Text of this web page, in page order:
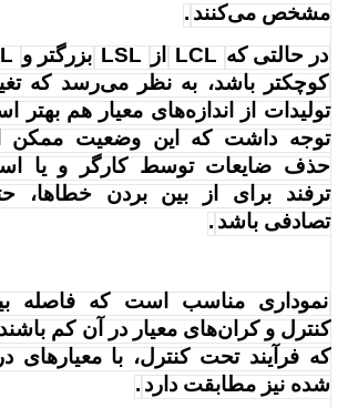
مشخص می‌کنند .
در حالتی که LCL از LSL بزرگتر و
کوچکتر باشد، به نظر می‌رسد که
تولیدات از اندازه‌های معیار هم بهتر
توجه داشت که این وضعیت ممکن
حذف ضایعات توسط کارگر و یا
ترفند برای از بین بردن خطاها،
تصادفی باشد .
نموداری مناسب است که فاصله
کنترل و کران‌های معیار در آن کم
که فرآیند تحت کنترل، با معیارهای
شده نیز مطابقت دارد .